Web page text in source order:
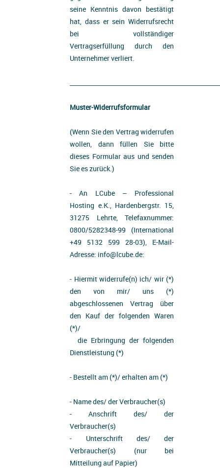
seine Kenntnis davon bestätigt
hat, dass er sein Widerrufsrecht
bei vollständiger
Vertragserfüllung durch den
Unternehmer verliert.
Muster-Widerrufsformular
(Wenn Sie den Vertrag widerrufen
wollen, dann füllen Sie bitte
dieses Formular aus und senden
Sie es zurück.)
- An LCube – Professional
Hosting e.K., Hardenbergstr. 15,
31275 Lehrte, Telefaxnummer:
0800/5282348-99 (International
+49 5132 599 28-03), E-Mail-
Adresse: info@lcube.de:
- Hiermit widerrufe(n) ich/ wir (*)
den von mir/ uns (*)
abgeschlossenen Vertrag über
den Kauf der folgenden Waren
(*)/
die Erbringung der folgenden
Dienstleistung (*)
- Bestellt am (*)/ erhalten am (*)
- Name des/ der Verbraucher(s)
- Anschrift des/ der
Verbraucher(s)
- Unterschrift des/ der
Verbraucher(s) (nur bei
Mitteilung auf Papier)